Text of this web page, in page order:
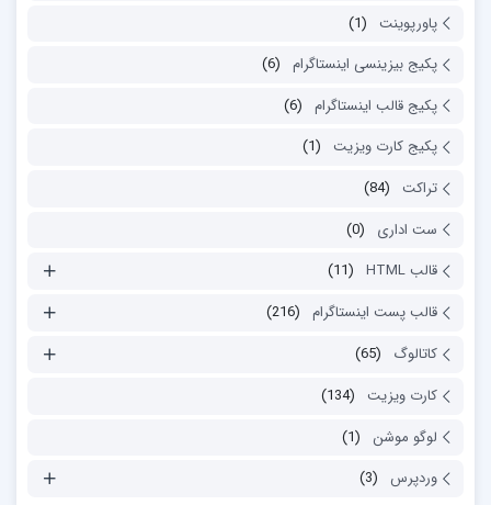
پاورپوینت
(1)
پکیج بیزینسی اینستاگرام (6)
پکیج قالب اینستاگرام (6)
پکیج کارت ویزیت
(1)
تراکت
(84)
ست اداری
(0)
قالب HTML
(11)
قالب پست اینستاگرام (216)
کاتالوگ
(65)
کارت ویزیت
(134)
لوگو موشن
(1)
وردپرس
(3)